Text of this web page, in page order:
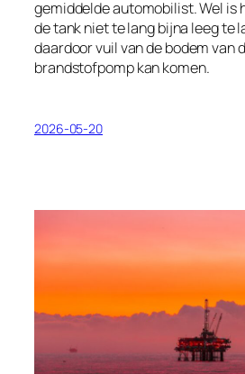
gemiddelde automobilist. Wel is
de tank niet te lang bijna leeg te
daardoor vuil van de bodem van
brandstofpomp kan komen.
2026-05-20